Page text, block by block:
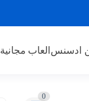
ادسنس العاب مجانية
0